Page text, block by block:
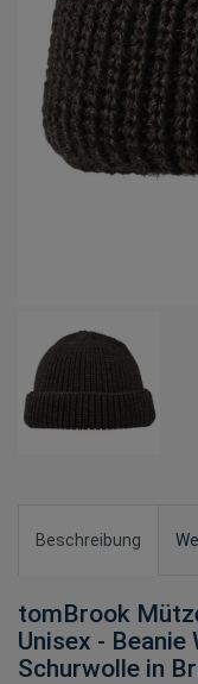
Beschreibung
tomBrook
Unisex -
Schurwolle in